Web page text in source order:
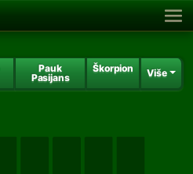
Pauk
Pasijans
Škorpion Više